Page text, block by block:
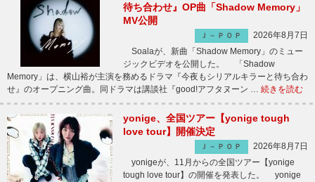
待ち合わせ』OP曲「Shadow Memory」
MV公開
Ｊ－ＰＯＰ
2026年8月7日
Soalaが、新曲「Shadow Memory」のミュー
ジックビデオを公開した。 「Shadow
Memory」は、横山裕が主演を務めるドラマ『今夜もシリアルキラーと待ち合わ
せ』のオープニング曲。同ドラマは講談社『good!アフタヌーン … 続きを読む
yonige、全国ツアー【yonige tough
love tour】開催決定
Ｊ－ＰＯＰ
2026年8月7日
yonigeが、11月からの全国ツアー【yonige
tough love tour】の開催を発表した。 yonige